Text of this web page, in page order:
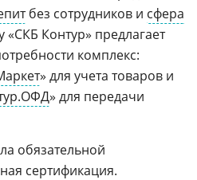
без сотрудников и сфера
«СКБ Контур» предлагает
комплекс:
» для учета товаров и
» для передачи
обязательной
сертификация.